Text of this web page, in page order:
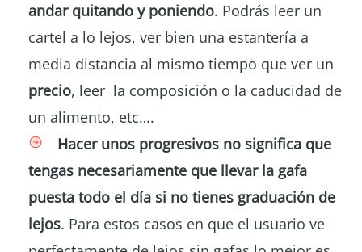
andar quitando y poniendo. Podrás leer un
cartel a lo lejos, ver bien una estantería a
media distancia al mismo tiempo que ver un
precio, leer la composición o la caducidad de
un alimento, etc….
Hacer unos progresivos no significa que
tengas necesariamente que llevar la gafa
puesta todo el día si no tienes graduación de
lejos. Para estos casos en que el usuario ve